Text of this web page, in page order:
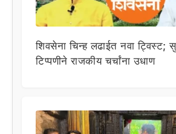
शिवसेना चिन्ह लढाईत नवा ट्विस्ट;
टिप्पणीने राजकीय चर्चांना उधाण